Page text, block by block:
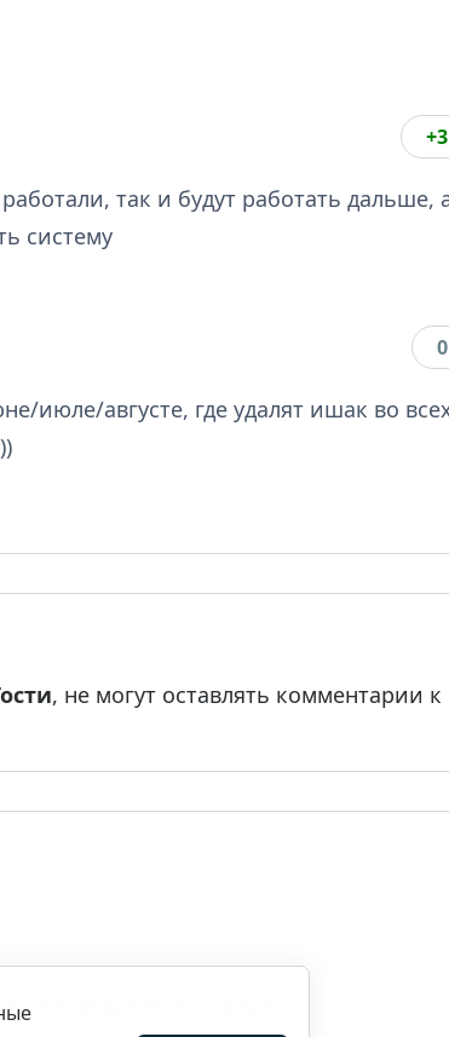
+3
так и будут работать дальше,
систему
0
июле/августе, где удалят ишак во
, не могут оставлять комментарии к
копирования материалов